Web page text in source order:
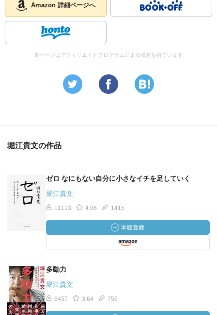
Amazon 詳細ページへ
本ページはアフィリエイトプログラムによる収益を得ています
堀江貴文の作品
ゼロ なにもない自分に小さなイチを足していく
堀江貴文
11113 4.06 1415
多動力
堀江貴文
6457 3.64 756